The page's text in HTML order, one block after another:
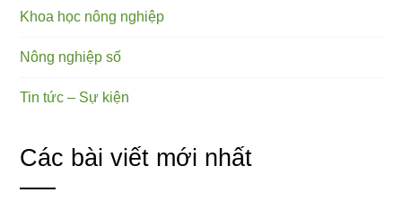
Khoa học nông nghiệp
Nông nghiệp số
Tin tức – Sự kiện
Các bài viết mới nhất